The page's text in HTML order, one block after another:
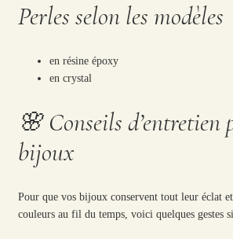
Perles selon les modèles
en résine époxy
en crystal
🌸 Conseils d’entretien
bijoux
Pour que vos bijoux conservent tout leur éclat
couleurs au fil du temps, voici quelques gestes